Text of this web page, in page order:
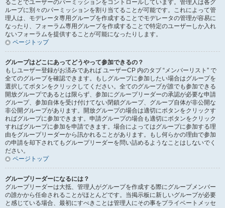
ることでユーザーのパーミッションをコントロールしています。管理人は各グ
ループに別々のパーミッションを割り当てることが可能です。これによって管
理人は、モデレータ専用グループを作成することでモデレータの管理が容易に
なったり、フォーラム専用グループを作成することで特定のユーザーしか入れ
ないフォーラムを提供することが可能になったりします。
ページトップ
グループはどこにあってどうやって参加できるの？
もしユーザー登録がお済みであれば ユーザーCP 内のタブ “メンバーリスト” で
全てのグループを確認できます。もしグループに参加したい場合はグループを
選択してボタンをクリックしてください。全てのグループが誰でも参加できる
開放グループであるとは限らず、参加にグループリーダーの承認が必要な申請
グループ、参加自体を受け付けてない閉鎖グループ、グループ自体が非公開な
非公開グループがあります。開放グループの場合は適切にボタンをクリックす
ればグループに参加できます。申請グループの場合も適切にボタンをクリック
すればグループに参加を申請できます。場合によってはグループに参加する理
由をグループリーダーから訊かれることがあります。もし何らかの理由で参加
の申請を却下されてもグループリーダーを問い詰めるようなことはしないでく
ださい。
ページトップ
グループリーダーになるには？
グループリーダーは大抵、管理人がグループを作成する際にグループメンバー
の誰かから任命されることがほとんどです。当掲示板に新しいグループが必要
と感じている場合、最初にすべきことは管理人にその事をプライベートメッセ